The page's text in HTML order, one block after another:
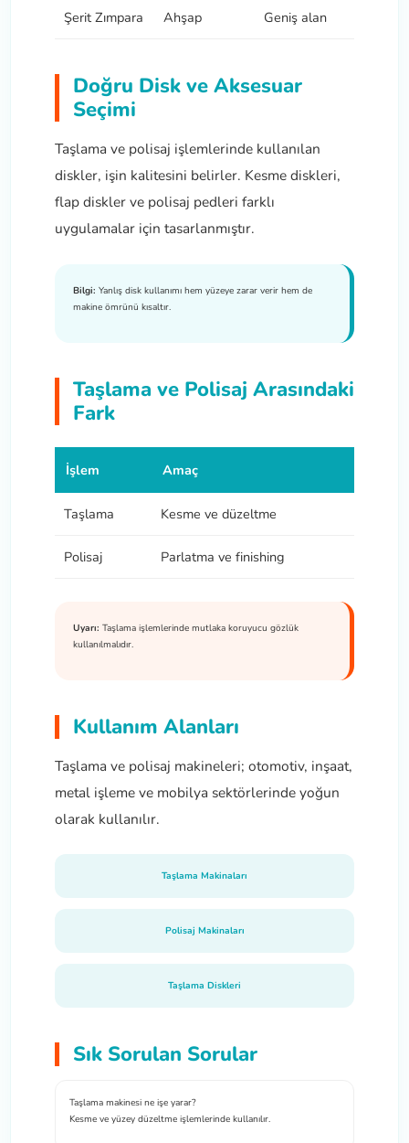
Şerit Zımpara Ahşap Geniş alan
Doğru Disk ve Aksesuar
Seçimi
Taşlama ve polisaj işlemlerinde kullanılan
diskler, işin kalitesini belirler. Kesme diskleri,
flap diskler ve polisaj pedleri farklı
uygulamalar için tasarlanmıştır.
Bilgi: Yanlış disk kullanımı hem yüzeye zarar verir hem de
makine ömrünü kısaltır.
Taşlama ve Polisaj Arasındaki
Fark
İşlem Amaç
Taşlama Kesme ve düzeltme
Polisaj Parlatma ve finishing
Uyarı: Taşlama işlemlerinde mutlaka koruyucu gözlük
kullanılmalıdır.
Kullanım Alanları
Taşlama ve polisaj makineleri; otomotiv, inşaat,
metal işleme ve mobilya sektörlerinde yoğun
olarak kullanılır.
Taşlama Makinaları
Polisaj Makinaları
Taşlama Diskleri
Sık Sorulan Sorular
Taşlama makinesi ne işe yarar?
Kesme ve yüzey düzeltme işlemlerinde kullanılır.